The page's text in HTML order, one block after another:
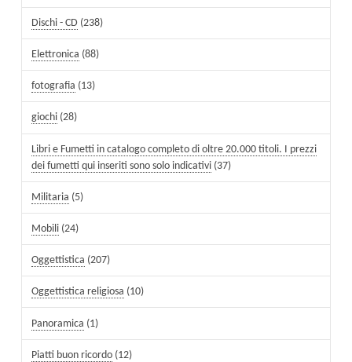
Dischi - CD (238)
Elettronica (88)
fotografia (13)
giochi (28)
Libri e Fumetti in catalogo completo di oltre 20.000 titoli. I prezzi
dei fumetti qui inseriti sono solo indicativi (37)
Militaria (5)
Mobili (24)
Oggettistica (207)
Oggettistica religiosa (10)
Panoramica (1)
Piatti buon ricordo (12)